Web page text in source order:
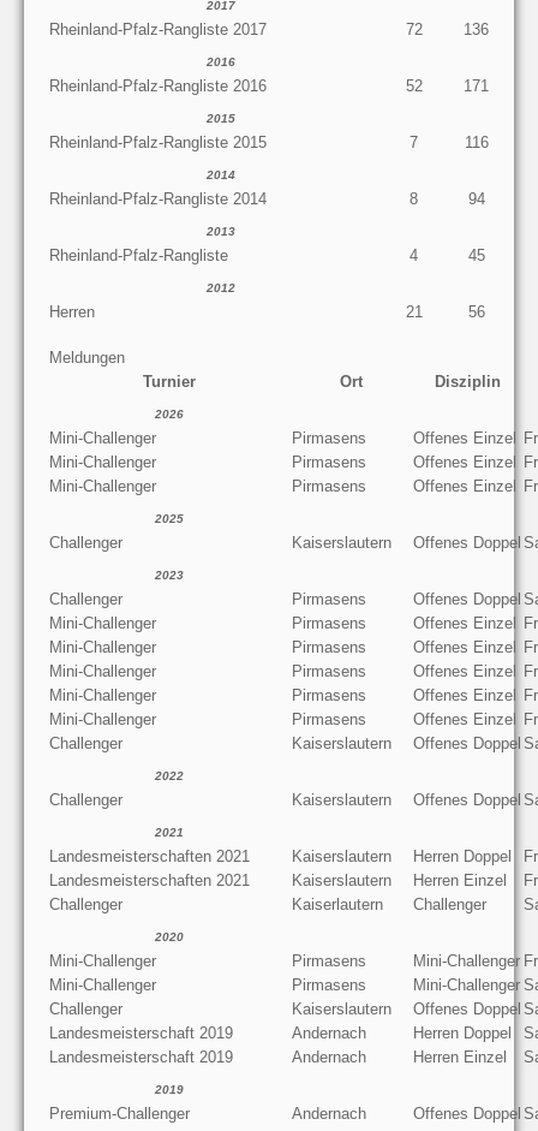
2017
Rheinland-Pfalz-Rangliste 2017 72 136
2016
Rheinland-Pfalz-Rangliste 2016 52 171
2015
Rheinland-Pfalz-Rangliste 2015 7 116
2014
Rheinland-Pfalz-Rangliste 2014 8 94
2013
Rheinland-Pfalz-Rangliste 4 45
2012
Herren 21 56
Meldungen
Turnier
Ort Disziplin
2026
Mini-Challenger Pirmasens Offenes Einzel
Mini-Challenger
Pirmasens Offenes Einzel
Mini-Challenger
Pirmasens Offenes Einzel
2025
Challenger Kaiserslautern Offenes Doppel
2023
Challenger Pirmasens Offenes Doppel
Mini-Challenger
Pirmasens Offenes Einzel
Mini-Challenger
Pirmasens Offenes Einzel
Mini-Challenger
Pirmasens Offenes Einzel
Mini-Challenger
Pirmasens Offenes Einzel
Mini-Challenger
Pirmasens Offenes Einzel
Challenger
Kaiserslautern Offenes Doppel
2022
Challenger Kaiserslautern Offenes Doppel
2021
Landesmeisterschaften 2021 Kaiserslautern Herren Doppel
Landesmeisterschaften 2021
Kaiserslautern Herren Einzel
Challenger
Kaiserlautern Challenger
2020
Mini-Challenger Pirmasens Mini-Challenger
Mini-Challenger
Pirmasens Mini-Challenger
Challenger
Kaiserslautern Offenes Doppel
Landesmeisterschaft 2019
Andernach Herren Doppel
Landesmeisterschaft 2019
Andernach Herren Einzel
2019
Premium-Challenger Andernach Offenes Doppel